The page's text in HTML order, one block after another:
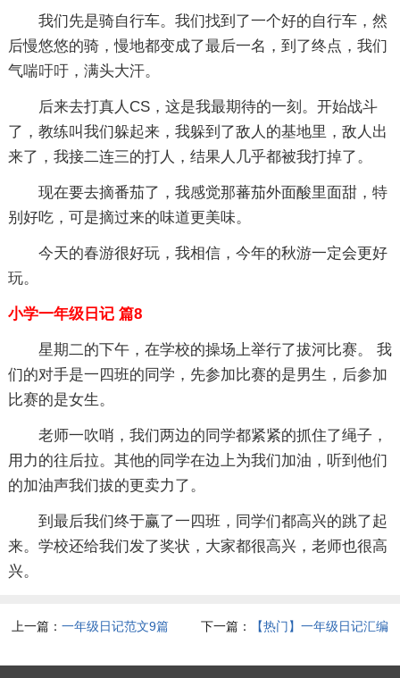
我们先是骑自行车。我们找到了一个好的自行车，然
后慢悠悠的骑，慢地都变成了最后一名，到了终点，我们
气喘吁吁，满头大汗。
后来去打真人CS，这是我最期待的一刻。开始战斗
了，教练叫我们躲起来，我躲到了敌人的基地里，敌人出
来了，我接二连三的打人，结果人几乎都被我打掉了。
现在要去摘番茄了，我感觉那蕃茄外面酸里面甜，特
别好吃，可是摘过来的味道更美味。
今天的春游很好玩，我相信，今年的秋游一定会更好
玩。
小学一年级日记 篇8
星期二的下午，在学校的操场上举行了拔河比赛。 我
们的对手是一四班的同学，先参加比赛的是男生，后参加
比赛的是女生。
老师一吹哨，我们两边的同学都紧紧的抓住了绳子，
用力的往后拉。其他的同学在边上为我们加油，听到他们
的加油声我们拔的更卖力了。
到最后我们终于赢了一四班，同学们都高兴的跳了起
来。学校还给我们发了奖状，大家都很高兴，老师也很高
兴。
上一篇：一年级日记范文9篇 下一篇：
【热门】一年级日记汇编